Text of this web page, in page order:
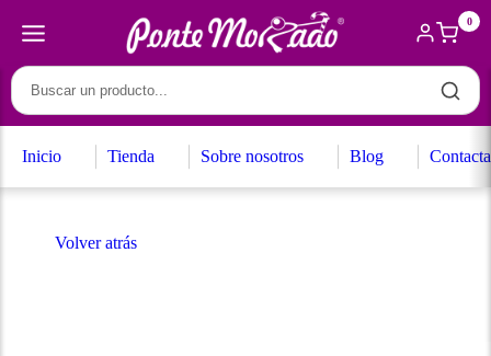
0
Inicio Tienda Sobre nosotros Blog
Volver atrás